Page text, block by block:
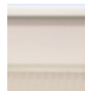
a
n